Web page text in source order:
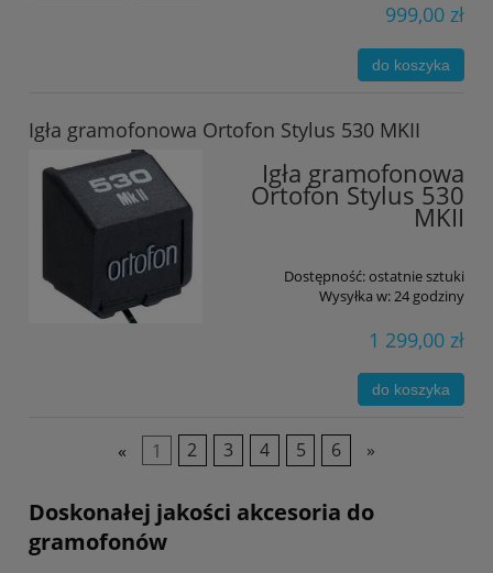
999,00 zł
do koszyka
Igła gramofonowa Ortofon Stylus 530 MKII
Igła gramofonowa
Ortofon Stylus 530
MKII
Dostępność:ostatnie sztuki
Wysyłka w:24 godziny
1 299,00 zł
do koszyka
« 1 2 3 4 5 6 »
Doskonałej jakości akcesoria do
gramofonów